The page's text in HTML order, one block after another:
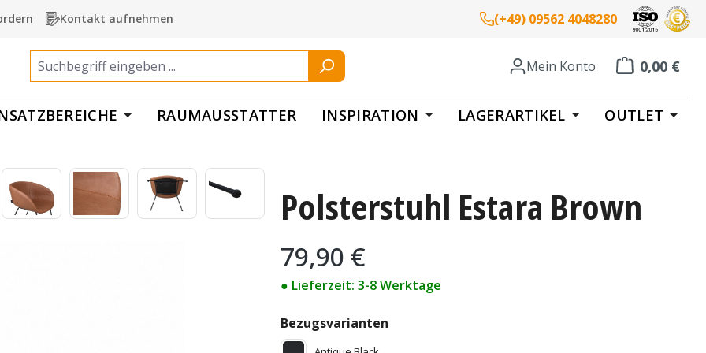
Kontakt aufnehmen (+49) 09562 4048280
Mein Konto 0,00 €
Warenkorb
RAUMAUSSTATTER INSPIRATION LAGERARTIKEL OUTLET
Polsterstuhl Estara Brown
Regulärer Preis:
79,90 €
● Lieferzeit: 3-8 Werktage
Bezugsvarianten